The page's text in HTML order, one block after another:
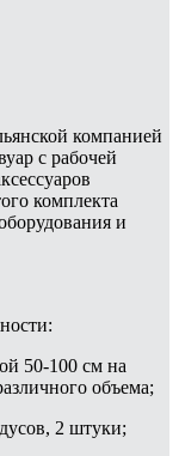
компанией
с рабочей
комплекта
и
50-100 см на
объема;
2 штуки;